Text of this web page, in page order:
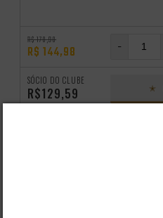
R$ 178,98
R$ 144,98 -
SÓCIO DO CLUBE
R$129,59